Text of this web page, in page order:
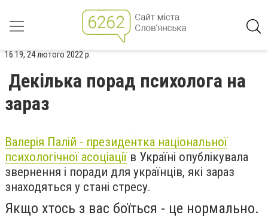
16:19, 24 лютого 2022 р.
Декілька порад психолога на
зараз
Валерія Палій - президентка національної
психологічної асоціаціїв Україні опублікувала
звернення і поради для українців, які зараз
знаходяться у стані стресу.
Якщо хтось з вас боїться - це нормально.